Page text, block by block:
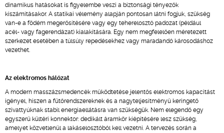
dinamikus hatásokat is figyelembe veszi a biztonsági tényezők
kiszámításakor. A statikai vélemény alapján pontosan látni fogjuk, szükség
van-e a födém megerősítésére vagy egy teherelosztó padozat (például
acél- vagy fagerendázat) kialakítására. Egy nem megfelelően méretezett
szerkezet esetében a túlsúly repedésekhez vagy maradandó károsodáshoz
vezethet.
Az elektromos hálózat
A modern masszázsmedencék működtetése jelentős elektromos kapacitást
igényel, hiszen a fűtőrendszereknek és a nagyteljesítményű keringető
szivattyúknak stabil energiaellátásra van szükségük. Nem elegendő egy
egyszerű kültéri konnektor: dedikált áramkör kiépítésére lesz szükség,
amelyet közvetlenül a lakáselosztóból kell vezetni. A tervezés során a